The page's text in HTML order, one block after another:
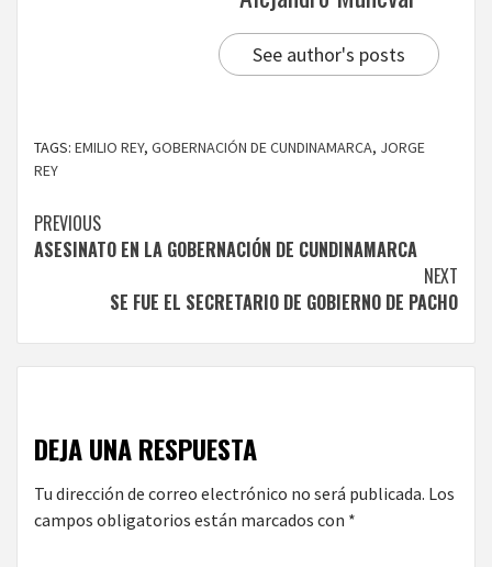
See author's posts
TAGS: EMILIO REY, GOBERNACIÓN DE CUNDINAMARCA, JORGE
REY
Continue
Reading
PREVIOUS
ASESINATO EN LA GOBERNACIÓN DE CUNDINAMARCA
NEXT
SE FUE EL SECRETARIO DE GOBIERNO DE PACHO
DEJA UNA RESPUESTA
Tu dirección de correo electrónico no será publicada. Los
campos obligatorios están marcados con *